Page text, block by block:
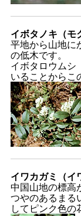
イボタノキ（モ
平地から山地に
の低木です。
イボタロウムシ
いることからこ
イワカガミ（イ
中国山地の標高
つやのあるまる
してピンク色の